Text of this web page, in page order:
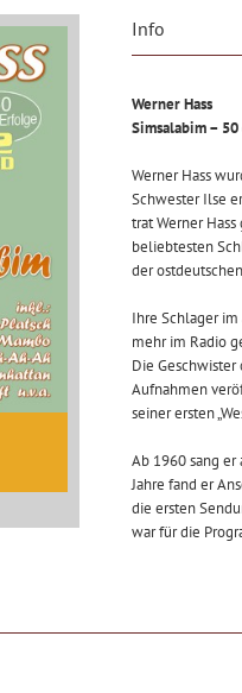
Info
Werner Hass
Simsalabim –
Werner Hass
Schwester Ilse
trat Werner
beliebtesten
der
Ihre Schlager
mehr im Radio
Die Geschwister
Aufnahmen
seiner ersten
Ab 1960 sang
Jahre fand er
die ersten
war für die